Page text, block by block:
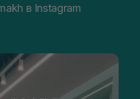
в Instagram